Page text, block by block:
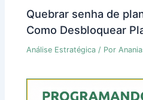
Quebrar senha de
Como Desbloquear
Análise Estratégica / Por